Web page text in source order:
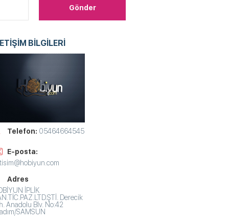
BİLGİLERİ
Telefon: 05464664545
E-posta:
Adres
İPLİK
Derecik
Anadolu Blv. No:42
SAMSUN